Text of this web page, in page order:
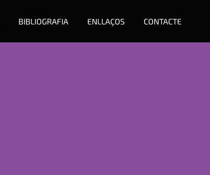
BIBLIOGRAFIA ENLLAÇOS CONTACTE